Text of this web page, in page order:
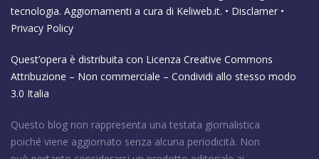
tecnologia. Aggiornamenti a cura di Keliweb.it. • Disclamer •
Privacy Policy
Quest’opera è distribuita con Licenza Creative Commons
Attribuzione – Non commerciale – Condividi allo stesso modo
3.0 Italia
Questo blog non rappresenta una testata giornalistica
poiché viene aggiornato senza alcuna periodicità. Non